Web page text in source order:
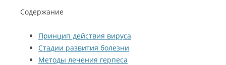
Содержание
Принцип действия вируса
Стадии развития болезни
Методы лечения герпеса